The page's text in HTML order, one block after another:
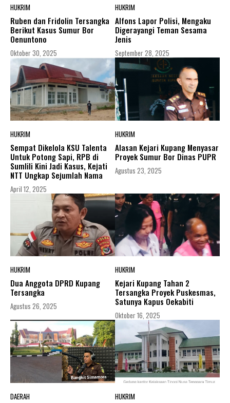
HUKRIM
Ruben dan Fridolin Tersangka
Berikut Kasus Sumur Bor
Oenuntono
Oktober 30, 2025
HUKRIM
Alfons Lapor Polisi, Mengaku
Digerayangi Teman Sesama
Jenis
September 28, 2025
HUKRIM
Sempat Dikelola KSU Talenta
Untuk Potong Sapi, RPB di
Sumlili Kini Jadi Kasus, Kejati
NTT Ungkap Sejumlah Nama
April 12, 2025
HUKRIM
Alasan Kejari Kupang Menyasar
Proyek Sumur Bor Dinas PUPR
Agustus 23, 2025
HUKRIM
Dua Anggota DPRD Kupang
Tersangka
Agustus 26, 2025
HUKRIM
Kejari Kupang Tahan 2
Tersangka Proyek Puskesmas,
Satunya Kapus Oekabiti
Oktober 16, 2025
DAERAH HUKRIM